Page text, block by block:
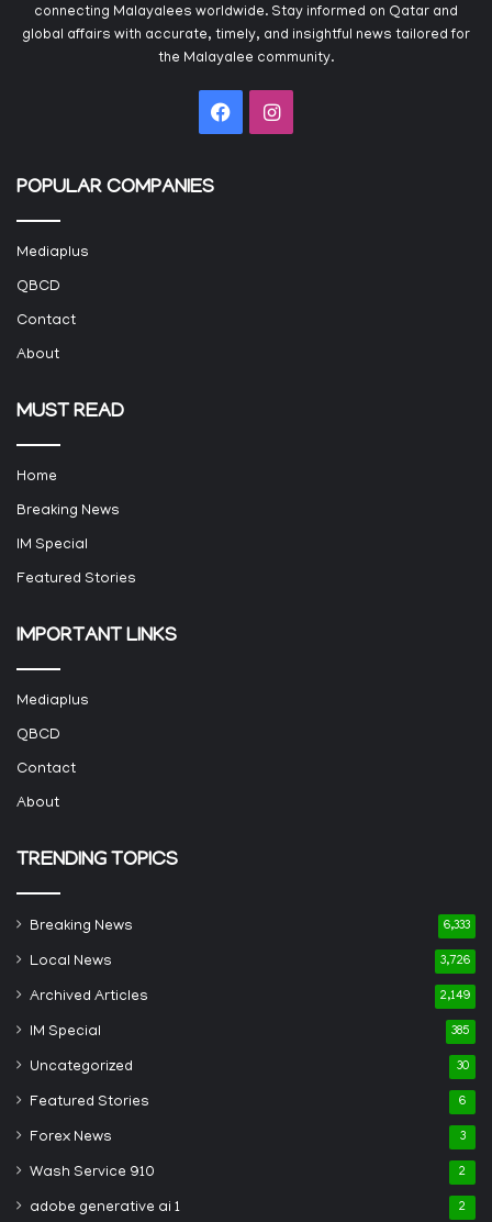
connecting Malayalees worldwide. Stay informed on Qatar and
global affairs with accurate, timely, and insightful news tailored for
the Malayalee community.
FacebookInstagram
POPULAR COMPANIES
Mediaplus
QBCD
Contact
About
MUST READ
Home
Breaking News
IM Special
Featured Stories
IMPORTANT LINKS
Mediaplus
QBCD
Contact
About
TRENDING TOPICS
Breaking News 6,333
Local News 3,726
Archived Articles 2,149
IM Special 385
Uncategorized 30
Featured Stories 6
Forex News 3
Wash Service 910 2
adobe generative ai 1 2